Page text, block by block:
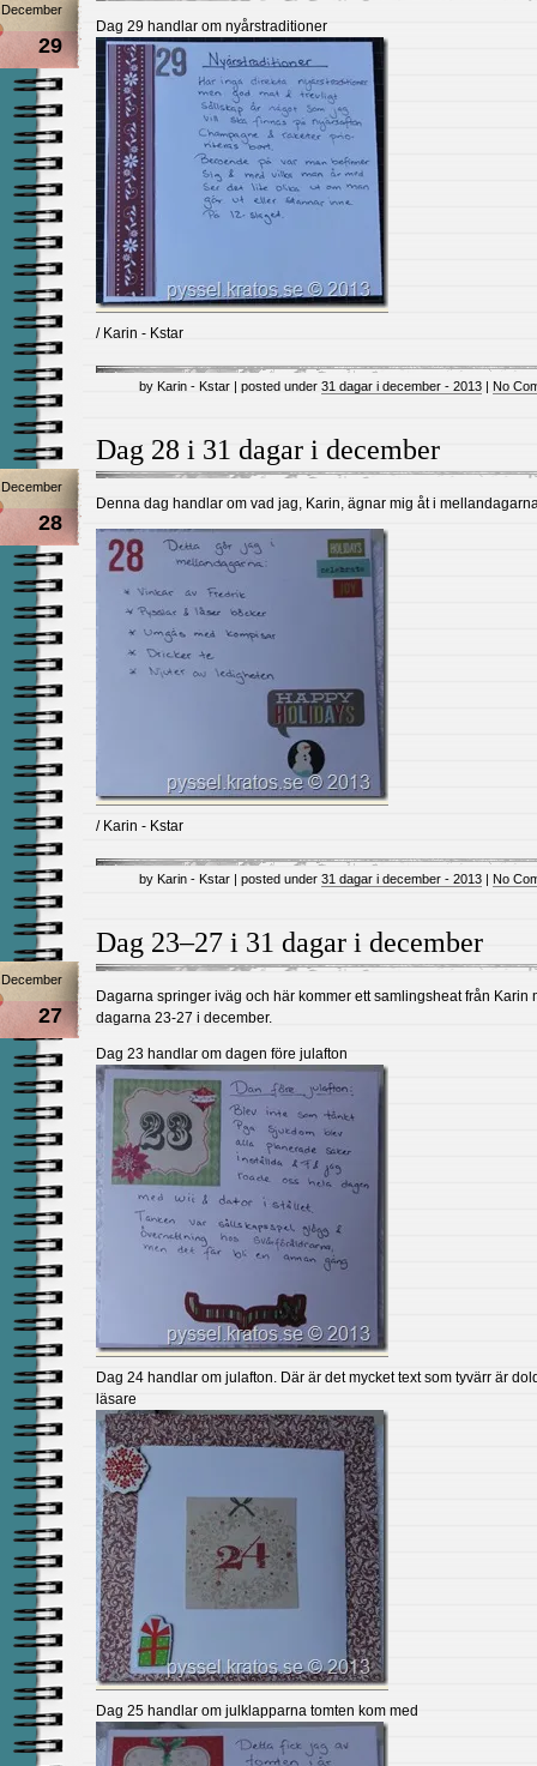
December
29
Dag 29 handlar om nyårstraditioner
/ Karin - Kstar
by Karin - Kstar | posted under 31 dagar i december - 2013 | No
Dag 28 i 31 dagar i december
December
28
Denna dag handlar om vad jag, Karin, ägnar mig åt i
/ Karin - Kstar
by Karin - Kstar | posted under 31 dagar i december - 2013 | No
Dag 23–27 i 31 dagar i december
December
27
Dagarna springer iväg och här kommer ett samlingsheat från Karin
dagarna 23-27 i december.
Dag 23 handlar om dagen före julafton
Dag 24 handlar om julafton. Där är det mycket text som tyvärr är
läsare
Dag 25 handlar om julklapparna tomten kom med